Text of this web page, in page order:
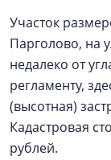
Участок
Парголово, на
недалеко от
регламенту,
(высотная)
Кадастровая
рублей.